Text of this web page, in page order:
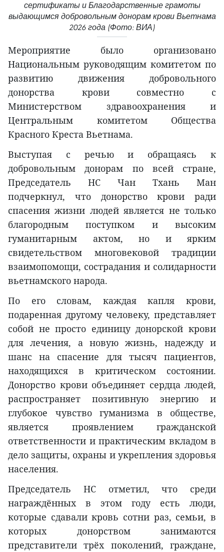
сертификаты и Благодарственные грамоты
выдающимся добровольным донорам крови Вьетнама
2026 года (Фото: ВИА)
Мероприятие было организовано
Национальным руководящим комитетом по
развитию движения добровольного
донорства крови совместно с
Министерством здравоохранения и
Центральным комитетом Общества
Красного Креста Вьетнама.
Выступая с речью и обращаясь к
добровольным донорам по всей стране,
Председатель НС Чан Тхань Ман
подчеркнул, что донорство крови ради
спасения жизни людей является не только
благородным поступком и высоким
гуманитарным актом, но и ярким
свидетельством многовековой традиции
взаимопомощи, сострадания и солидарности
вьетнамского народа.
По его словам, каждая капля крови,
подаренная другому человеку, представляет
собой не просто единицу донорской крови
для лечения, а новую жизнь, надежду и
шанс на спасение для тысяч пациентов,
находящихся в критическом состоянии.
Донорство крови объединяет сердца людей,
распространяет позитивную энергию и
глубокое чувство гуманизма в обществе,
является проявлением гражданской
ответственности и практическим вкладом в
дело защиты, охраны и укрепления здоровья
населения.
Председатель НС отметил, что среди
награждённых в этом году есть люди,
которые сдавали кровь сотни раз, семьи, в
которых донорством занимаются
представители трёх поколений, граждане,